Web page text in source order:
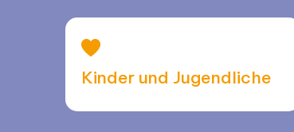
Kinder und Jugendliche